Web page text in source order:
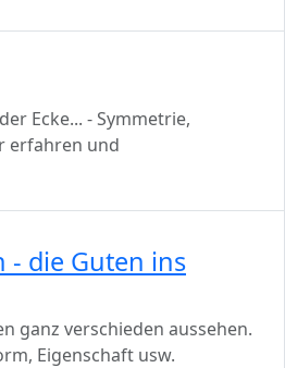
Ecke... - Symmetrie,
erfahren und
die Guten ins
ganz verschieden aussehen.
Eigenschaft usw.